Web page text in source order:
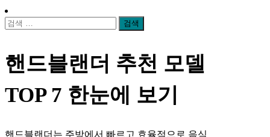
검
핸드블랜더 추천 모델
TOP 7 한눈에 보기
핸드블랜더는 주방에서 빠르고 효율적으로 음식